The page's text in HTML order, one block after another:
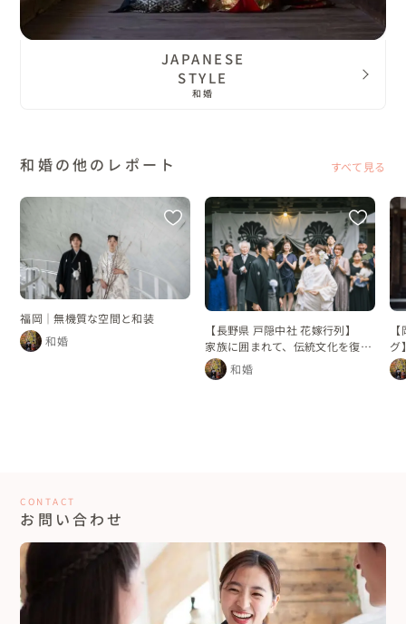
JAPANESE
STYLE
和婚
和婚の他のレポート すべて見る
福岡｜無機質な空間と和装
和婚
【長野県 戸隠中社 花嫁行列】
家族に囲まれて、伝統文化を復活
させた花嫁行列
和婚
グ
れ
CONTACT
お問い合わせ